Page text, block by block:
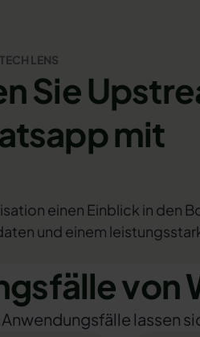
LENS
Sie
mit
einen Einblick in den
und einem
von
lassen